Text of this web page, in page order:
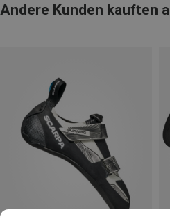
Andere Kunden kauften